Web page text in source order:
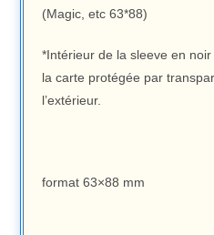
(Magic, etc 63*88)
*Intérieur de la sleeve en
la carte protégée par
l’extérieur.
format 63×88 mm